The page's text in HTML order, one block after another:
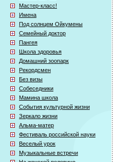
Мастер-класс!
Имена
Под солнцем Ойкумены
Семейный доктор
Пангея
Школа здоровья
Домашний зоопарк
Рекордсмен
Без визы
Собеседники
Мамина школа
События культурной жизни
Зеркало жизни
Альма-матер
Фестиваль российской науки
Веселый урок
Музыкальные встречи